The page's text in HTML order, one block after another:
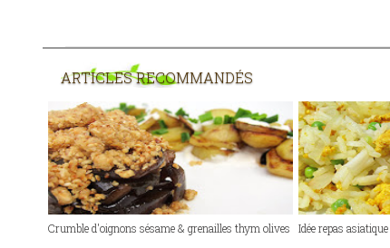
ARTICLES RECOMMANDÉS
Crumble d'oignons sésame & grenailles thym olives Idée repas